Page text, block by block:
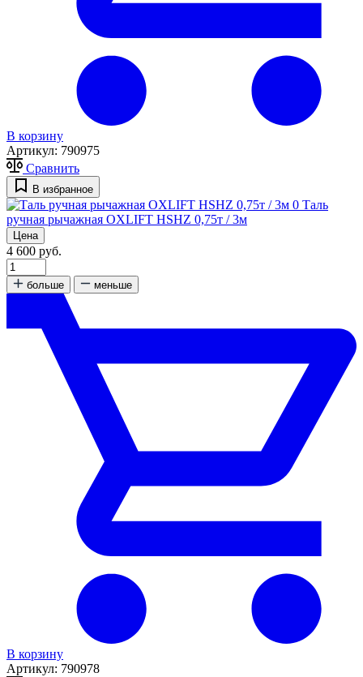
В корзину
Артикул: 790975
Сравнить
В избранное
0 Таль
ручная рычажная OXLIFT HSHZ 0,75т / 3м
Цена
4 600 руб.
больше меньше
В корзину
Артикул: 790978